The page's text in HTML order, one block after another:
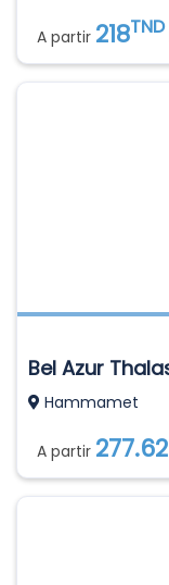
A partir 218TND
Bel Azur
Hammamet
A partir